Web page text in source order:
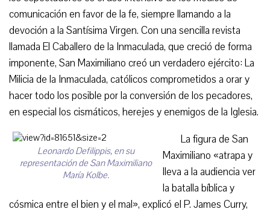
comunicación en favor de la fe, siempre llamando a la
devoción a la Santísima Virgen. Con una sencilla revista
llamada El Caballero de la Inmaculada, que creció de forma
imponente, San Maximiliano creó un verdadero ejército: La
Milicia de la Inmaculada, católicos comprometidos a orar y
hacer todo los posible por la conversión de los pecadores,
en especial los cismáticos, herejes y enemigos de la Iglesia.
Leonardo Defilippis, en su
representación de San Maximiliano
María Kolbe.
La figura de San
Maximiliano «atrapa y
lleva a la audiencia ver
la batalla bíblica y
cósmica entre el bien y el mal», explicó el P. James Curry,